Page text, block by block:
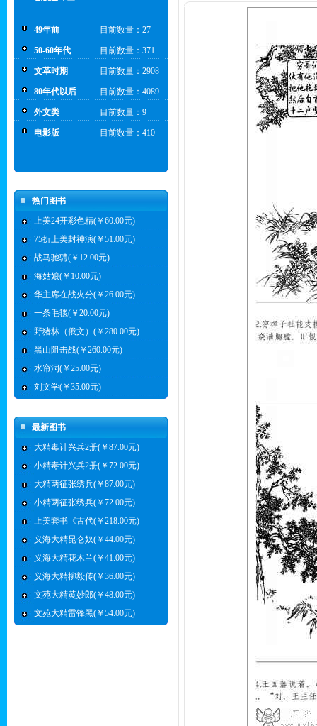
49年前 目前数量：27
50-60年代 目前数量：371
文革时期 目前数量：2908
80年代以后 目前数量：4089
外文类 目前数量：9
电影版 目前数量：410
热门图书
上美24开彩色精(￥60.00元)
75折上美封神演(￥51.00元)
战马驰骋(￥12.00元)
海姑娘(￥10.00元)
华主席在战火分(￥26.00元)
一条毛毯(￥20.00元)
野猪林（俄文）(￥280.00元)
黑山阻击战(￥260.00元)
水帘洞(￥25.00元)
刘文学(￥35.00元)
最新图书
大精毒计兴兵2册(￥87.00元)
小精毒计兴兵2册(￥72.00元)
大精两征张绣兵(￥87.00元)
小精两征张绣兵(￥72.00元)
上美套书《古代(￥218.00元)
义海大精昆仑奴(￥44.00元)
义海大精花木兰(￥41.00元)
义海大精柳毅传(￥36.00元)
文苑大精黄妙郎(￥48.00元)
文苑大精雷锋黑(￥54.00元)